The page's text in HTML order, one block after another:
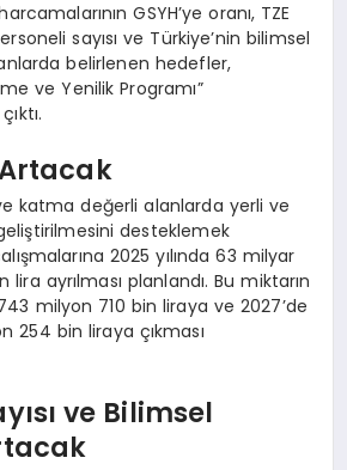
GSYH’ye oranı, TZE
sayısı ve Türkiye’nin bilimsel
belirlenen hedefler,
ve Yenilik Programı”
katma değerli alanlarda yerli ve
desteklemek
2025 yılında 63 milyar
ayrılması planlandı. Bu miktarın
milyon 710 bin liraya ve 2027’de
254 bin liraya çıkması
ve Bilimsel